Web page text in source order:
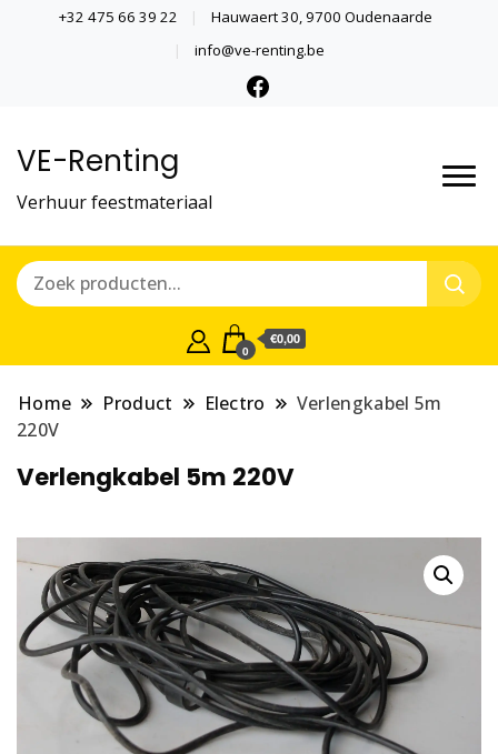
+32 475 66 39 22
Hauwaert 30, 9700 Oudenaarde
info@ve-renting.be
VE-Renting
Verhuur feestmateriaal
0
€0,00
Home Product Electro
Verlengkabel 5m
220V
Verlengkabel 5m 220V